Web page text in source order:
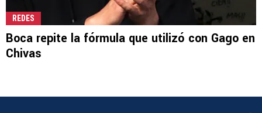
REDES
Boca repite la fórmula que utilizó con Gago en
Chivas